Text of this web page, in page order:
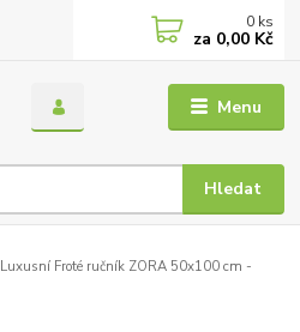
Menu
Hledat
0 ks
za 0,00 Kč
Luxusní Froté ručník ZORA 50x100 cm -